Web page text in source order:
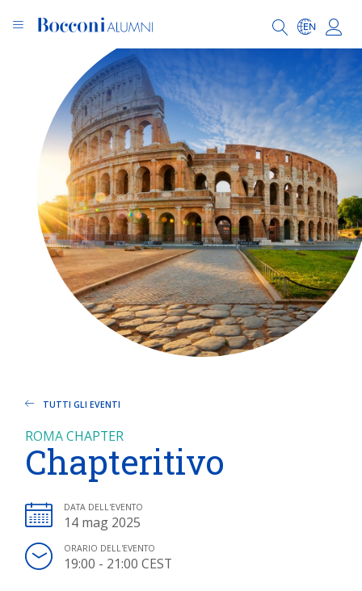
TUTTI GLI EVENTI
ROMA CHAPTER
Chapteritivo
DATA DELL'EVENTO
14 mag 2025
ORARIO DELL'EVENTO
19:00 - 21:00 CEST